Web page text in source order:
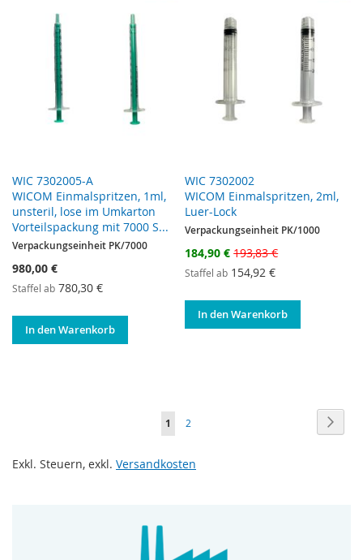
WIC 7302005-A
WICOM Einmalspritzen, 1ml,
unsteril, lose im Umkarton
Vorteilspackung mit 7000 S...
Verpackungseinheit PK/7000
980,00 €
Staffel ab 780,30 €
In den Warenkorb
WIC 7302002
WICOM Einmalspritzen, 2ml,
Luer-Lock
Verpackungseinheit PK/1000
Sonderangebot
184,90 € 193,83 €
Staffel ab 154,92 €
In den Warenkorb
Seite
Sie
gerade
1 Seite
2
Exkl. Steuern, exkl. Versandkosten